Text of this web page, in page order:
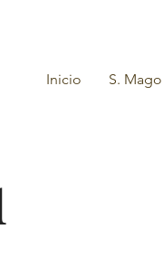
Inicio S. Mago